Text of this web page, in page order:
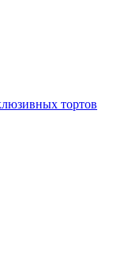
тортов